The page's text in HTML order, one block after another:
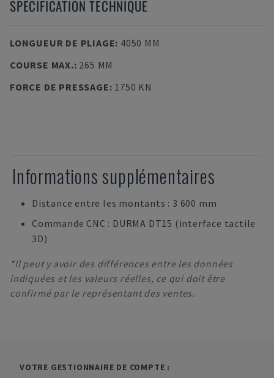
SPÉCIFICATION TECHNIQUE
LONGUEUR DE PLIAGE: 4050 MM
COURSE MAX.: 265 MM
FORCE DE PRESSAGE: 1750 KN
Informations supplémentaires
Distance entre les montants : 3 600 mm
Commande CNC : DURMA DT15 (interface tactile
3D)
*Il peut y avoir des différences entre les données
indiquées et les valeurs réelles, ce qui doit être
confirmé par le représentant des ventes.
VOTRE GESTIONNAIRE DE COMPTE :